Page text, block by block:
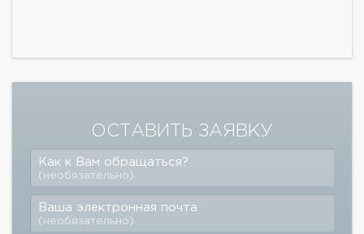
ОСТАВИТЬ ЗАЯВКУ
Как к Вам обращаться?
(необязательно)
Ваша электронная почта
(необязательно)